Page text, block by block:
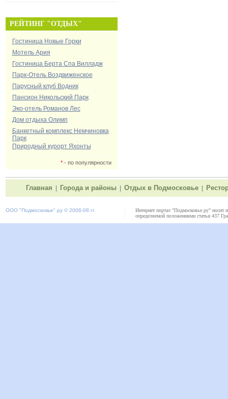
РЕЙТИНГ "ОТДЫХ"
Гостиница Новые Горки
Мотель Ария
Гостиница Берта Спа Вилладж
Парк-Отель Воздвиженское
Парусный клуб Водник
Пансион Никольский Парк
Эко-отель Романов Лес
Дом отдыха Олимп
Банкетный комплекс Немчиновка
Парк
Природный курорт Яхонты
*- по популярности
Главная Города и районы Отдых в Подмосковье
ООО "Подмосковье" .ру © 2006-08 гг.
Интернет портал "Подмосковье.ру" носит
определяемой положениями статьи 437